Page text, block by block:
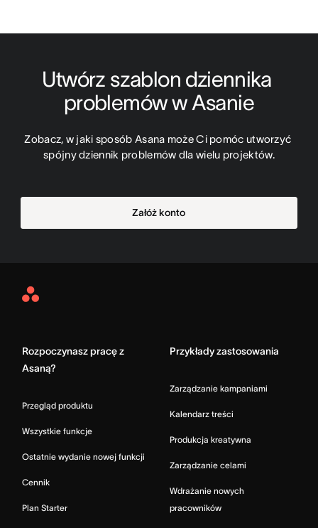
Utwórz szablon dziennika
problemów w Asanie
Zobacz, w jaki sposób Asana może Ci pomóc utworzyć
spójny dziennik problemów dla wielu projektów.
Załóż konto
Asana
Rozpoczynasz pracę z
Asaną?
Przegląd produktu
Wszystkie funkcje
Ostatnie wydanie nowej funkcji
Cennik
Plan Starter
Przykłady zastosowania
Zarządzanie kampaniami
Kalendarz treści
Produkcja kreatywna
Zarządzanie celami
Wdrażanie nowych
pracowników